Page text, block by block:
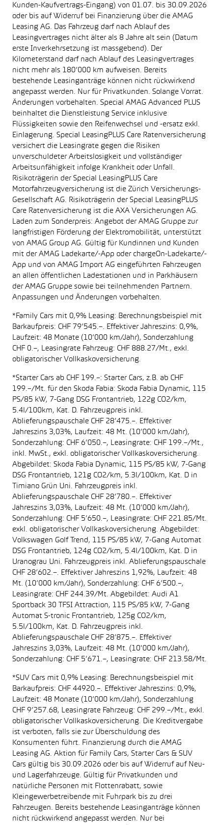
Kunden-Kaufvertrags-Eingang) von 01.07. bis 30.09.2026
oder bis auf Widerruf bei Finanzierung über die AMAG
Leasing AG. Das Fahrzeug darf nach Ablauf des
Leasingvertrages nicht älter als 8 Jahre alt sein (Datum
erste Inverkehrsetzung ist massgebend). Der
Kilometerstand darf nach Ablauf des Leasingvertrages
nicht mehr als 180’000 km aufweisen. Bereits
bestehende Leasinganträge können nicht rückwirkend
angepasst werden. Nur für Privatkunden. Solange Vorrat.
Änderungen vorbehalten. Special AMAG Advanced PLUS
beinhaltet die Dienstleistung Service inklusive
Flüssigkeiten sowie den Reifenwechsel und -ersatz exkl.
Einlagerung. Special LeasingPLUS Care Ratenversicherung
versichert die Leasingrate gegen die Risiken
unverschuldeter Arbeitslosigkeit und vollständiger
Arbeitsunfähigkeit infolge Krankheit oder Unfall.
Risikoträgerin der Special LeasingPLUS Care
Motorfahrzeugversicherung ist die Zürich Versicherungs-
Gesellschaft AG. Risikoträgerin der Special LeasingPLUS
Care Ratenversicherung ist die AXA Versicherungen AG.
Laden zum Sonderpreis: Angebot der AMAG Gruppe zur
langfristigen Förderung der Elektromobilität, unterstützt
von AMAG Group AG. Gültig für Kundinnen und Kunden
mit der AMAG Ladekarte/-App oder chargeOn-Ladekarte/-
App und von AMAG Import AG eingeführten Fahrzeugen
an allen öffentlichen Ladestationen und in Parkhäusern
der AMAG Gruppe sowie bei teilnehmenden Partnern.
Anpassungen und Änderungen vorbehalten.
*Family Cars mit 0,9% Leasing: Berechnungsbeispiel mit
Barkaufpreis: CHF 79’545.–. Effektiver Jahreszins: 0,9%,
Laufzeit: 48 Monate (10’000 km/Jahr), Sonderzahlung
CHF 0.–, Leasingrate Fahrzeug: CHF 888.27/Mt., exkl.
obligatorischer Vollkaskoversicherung.
*Starter Cars ab CHF 199.–: Starter Cars, z.B. ab CHF
199.–/Mt. für den Skoda Fabia: Skoda Fabia Dynamic, 115
PS/85 kW, 7-Gang DSG Frontantrieb, 122g CO2/km,
5.4l/100km, Kat. D. Fahrzeugpreis inkl.
Ablieferungspauschale CHF 28’475.–. Effektiver
Jahreszins 3,03%, Laufzeit: 48 Mt. (10’000 km/Jahr),
Sonderzahlung: CHF 6’050.–, Leasingrate: CHF 199.–/Mt.,
inkl. MwSt., exkl. obligatorischer Vollkaskoversicherung.
Abgebildet: Skoda Fabia Dynamic, 115 PS/85 kW, 7-Gang
DSG Frontantrieb, 121g CO2/km, 5.3l/100km, Kat. D in
Timiano Grün Uni. Fahrzeugpreis inkl.
Ablieferungspauschale CHF 28’780.–. Effektiver
Jahreszins 3,03%, Laufzeit: 48 Mt. (10’000 km/Jahr),
Sonderzahlung: CHF 5’650.–, Leasingrate: CHF 221.85/Mt.
exkl. obligatorischer Vollkaskoversicherung. Abgebildet:
Volkswagen Golf Trend, 115 PS/85 kW, 7-Gang Automat
DSG Frontantrieb, 124g CO2/km, 5.4l/100km, Kat. D in
Uranograu Uni. Fahrzeugpreis inkl. Ablieferungspauschale
CHF 28’602.–. Effektiver Jahreszins 1,92%, Laufzeit: 48
Mt. (10’000 km/Jahr), Sonderzahlung: CHF 6’500.–,
Leasingrate: CHF 244.39/Mt. Abgebildet: Audi A1
Sportback 30 TFSI Attraction, 115 PS/85 kW, 7-Gang
Automat S-tronic Frontantrieb, 125g CO2/km,
5.5l/100km, Kat. D. Fahrzeugpreis inkl.
Ablieferungspauschale CHF 28’875.–. Effektiver
Jahreszins 3,03%, Laufzeit: 48 Mt. (10'000 km/Jahr),
Sonderzahlung: CHF 5’671.–, Leasingrate: CHF 213.58/Mt.
*SUV Cars mit 0,9% Leasing: Berechnungsbeispiel mit
Barkaufpreis: CHF 44920.–. Effektiver Jahreszins: 0,9%,
Laufzeit: 48 Monate (10’000 km/Jahr), Sonderzahlung
CHF 9’257.68, Leasingrate Fahrzeug: CHF 299.–/Mt., exkl.
obligatorischer Vollkaskoversicherung. Die Kreditvergabe
ist verboten, falls sie zur Überschuldung des
Konsumenten führt. Finanzierung durch die AMAG
Leasing AG. Aktion für Family Cars, Starter Cars & SUV
Cars gültig bis 30.09.2026 oder bis auf Widerruf auf Neu-
und Lagerfahrzeuge. Gültig für Privatkunden und
natürliche Personen mit Flottenrabatt, sowie
Kleingewerbetreibende mit Fuhrpark bis zu drei
Fahrzeugen. Bereits bestehende Leasinganträge können
nicht rückwirkend angepasst werden. Nur bei